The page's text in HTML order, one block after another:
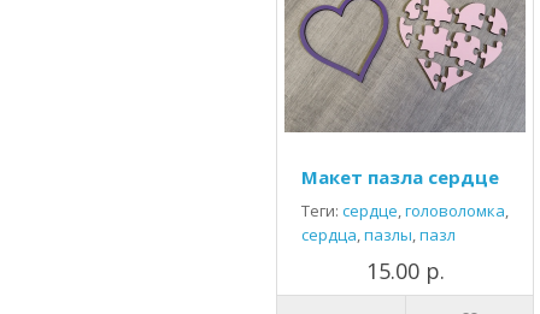
Макет пазла сердце
Теги: сердце,головоломка,
сердца,пазлы,пазл
15.00 р.